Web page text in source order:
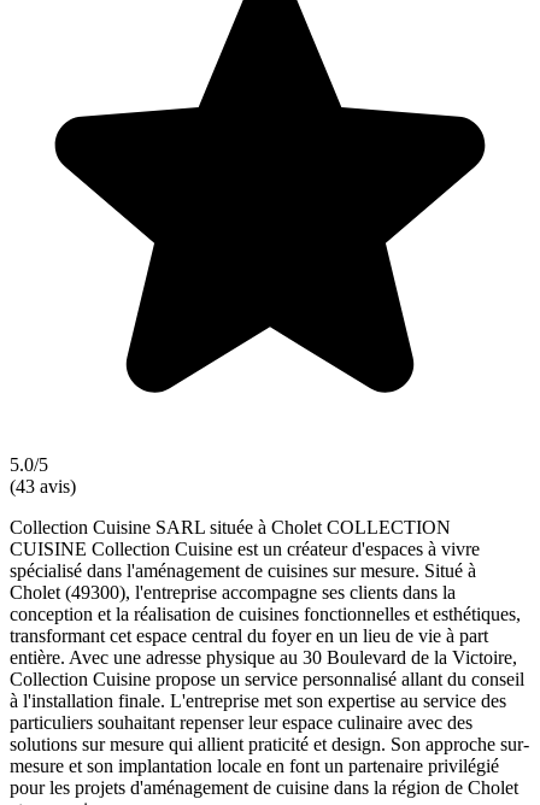
5.0/5
(43 avis)
Collection Cuisine SARL située à Cholet COLLECTION
CUISINE Collection Cuisine est un créateur d'espaces à vivre
spécialisé dans l'aménagement de cuisines sur mesure. Situé à
Cholet (49300), l'entreprise accompagne ses clients dans la
conception et la réalisation de cuisines fonctionnelles et esthétiques,
transformant cet espace central du foyer en un lieu de vie à part
entière. Avec une adresse physique au 30 Boulevard de la Victoire,
Collection Cuisine propose un service personnalisé allant du conseil
à l'installation finale. L'entreprise met son expertise au service des
particuliers souhaitant repenser leur espace culinaire avec des
solutions sur mesure qui allient praticité et design. Son approche sur-
mesure et son implantation locale en font un partenaire privilégié
pour les projets d'aménagement de cuisine dans la région de Cholet